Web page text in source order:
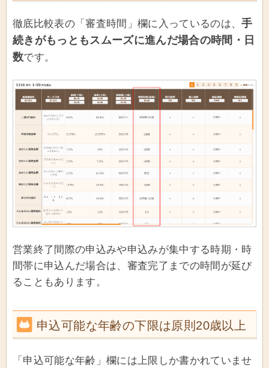
徹底比較表の「審査時間」欄に入っているのは、手
続きがもっともスムーズに進んだ場合の時間・日
数です。
営業終了間際の申込みや申込みが集中する時期・時
間帯に申込んだ場合は、審査完了までの時間が延び
ることもあります。
申込可能な年齢の下限は原則20歳以上
「申込可能な年齢」欄には上限しか書かれていませ